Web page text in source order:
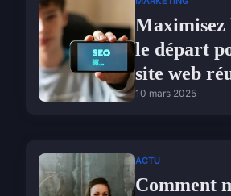
Maximisez
le départ
site web
10 mars 2025
ACTU
Comment